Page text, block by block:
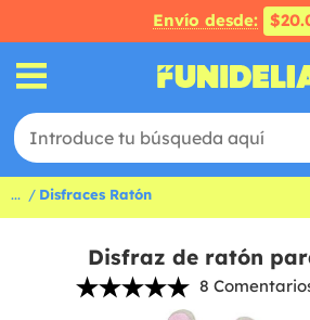
Envío desde:
... Disfraces Ratón
Disfraz de ratón
8